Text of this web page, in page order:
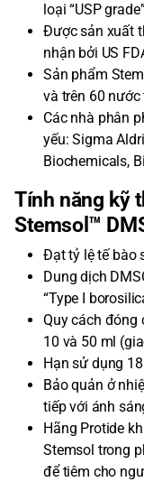
loại “USP
Được sản xuất
nhận bởi US
Sản phẩm
và trên 60 nước
Các nhà phân
yếu: Sigma
Biochemicals,
Tính năng kỹ
Stemsol™
Đạt tỷ lệ tế bào
Dung dịch
“Type I
Quy cách đóng
10 và 50 ml
Hạn sử dụng
Bảo quản ở
tiếp với ánh
Hãng Protide
Stemsol trong
để tiêm cho